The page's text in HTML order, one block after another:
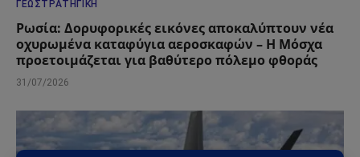
ΓΕΩΣΤΡΑΤΗΓΙΚΉ
Ρωσία: Δορυφορικές εικόνες αποκαλύπτουν νέα
οχυρωμένα καταφύγια αεροσκαφών – Η Μόσχα
προετοιμάζεται για βαθύτερο πόλεμο φθοράς
31/07/2026